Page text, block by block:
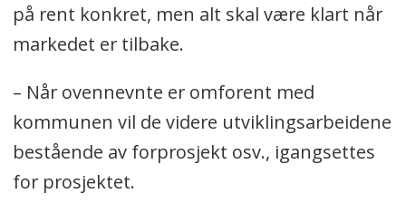
på rent konkret, men alt skal være klart når
markedet er tilbake.
– Når ovennevnte er omforent med
kommunen vil de videre utviklingsarbeidene
bestående av forprosjekt osv., igangsettes
for prosjektet.